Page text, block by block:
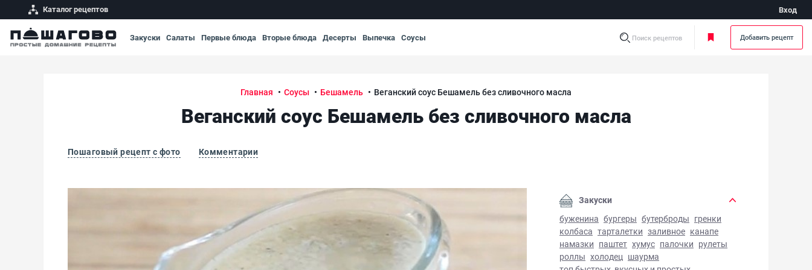
Каталог рецептов Вход
Закуски Салаты Первые блюда Вторые блюда Десерты Выпечка Соусы Поиск рецептов Добавить рецепт
Главная Соусы Бешамель Веганский соус Бешамель без сливочного масла
Веганский соус Бешамель без сливочного масла
Пошаговый рецепт с фото Комментарии
Веганский соус Бешамель без сливочного масла - фото
Закуски
буженина бургеры бутерброды гренки
колбаса тарталетки заливное канапе
намазки паштет хумус палочки рулеты
роллы холодец шаурма